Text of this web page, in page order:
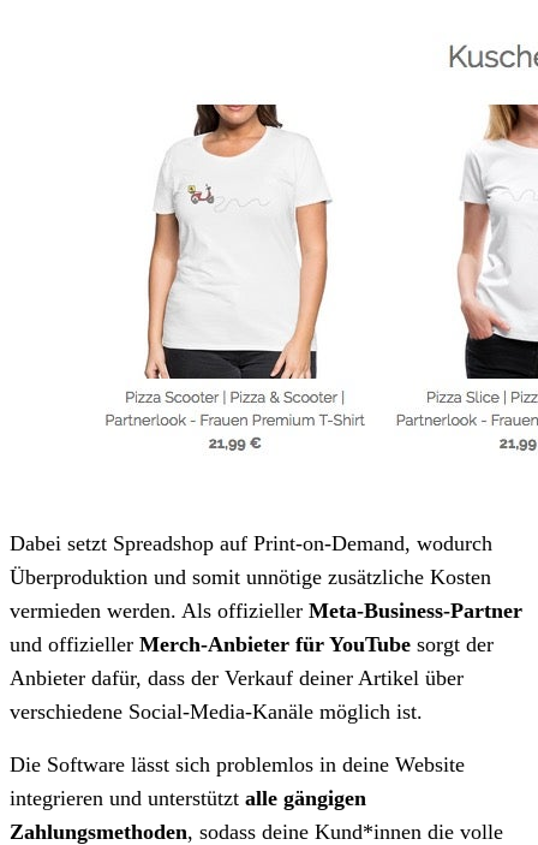
Dabei setzt Spreadshop auf Print-on-Demand, wodurch
Überproduktion und somit unnötige zusätzliche Kosten
vermieden werden. Als offizieller Meta-Business-Partner
und offizieller Merch-Anbieter für YouTube sorgt der
Anbieter dafür, dass der Verkauf deiner Artikel über
verschiedene Social-Media-Kanäle möglich ist.
Die Software lässt sich problemlos in deine Website
integrieren und unterstützt alle gängigen
Zahlungsmethoden, sodass deine Kund*innen die volle